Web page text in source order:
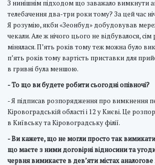
З нинішнім підходом що заважало вимкнути
телебачення два-три роки тому? За цей час
Я розумію, якби «Зеонбуд» добудовував
чекали. Але ж нічого цього не відбувалося,
мінялася. П’ять років тому теж можна було
п’ять років тому вартість приставки для
в гривні була меншою.
- То що ви будете робити сьогодні опівночі?
- Я підписав розпорядження про вимкнення
Кіровоградській області і 12 у Києві. Це
в Київську та Кіровоградську філії.
- Ви кажете, що не могли просто так
що маєте з ними договірні відносини та
червня вимикаєте в дев’яти містах